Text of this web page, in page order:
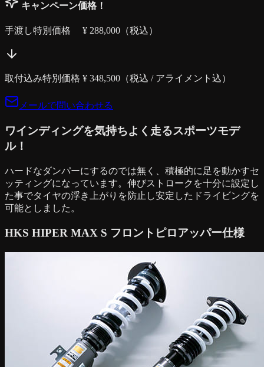
キャンペーン価格！
手渡し特別価格 ¥ 288,000 （税込）
取付込み特別価格 ¥ 348,500 （税込 / アライメント込）
メールで問い合わせる
ワインディングを気持ちよく走るスポーツモデ
ル！
ハードなダンパーにするのでは無く、積極的に足を動かすセ
ッティングになっています。伸びストロークを十分に設定し
た事でタイヤの浮き上がりを防止し安定したドライビングを
可能としました。
HKS HIPER MAX S フロントピロアッパー仕様